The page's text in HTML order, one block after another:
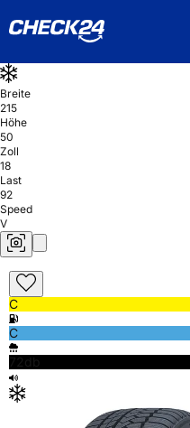
Breite
215
Höhe
50
Zoll
18
Last
92
Speed
V
C
C
72db